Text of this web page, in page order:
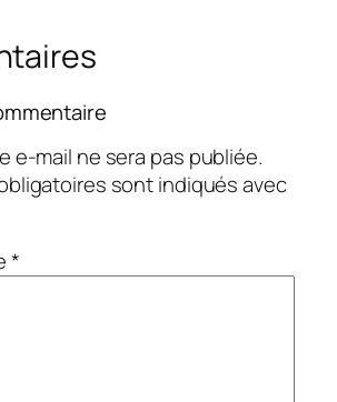
e-mail ne sera pas publiée.
sont indiqués avec
*